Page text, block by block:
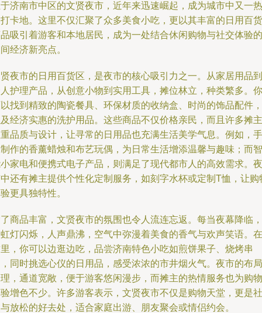
济南市中区的文贤夜市，近年来迅速崛起，成为城市中又一热
卡地。这里不仅汇聚了众多美食小吃，更以其丰富的日用百货
吸引着游客和本地居民，成为一处结合休闲购物与社交体验的
经济新亮点。
夜市的日用百货区，是夜市的核心吸引力之一。从家居用品到
护理产品，从创意小物到实用工具，摊位林立，种类繁多。你
找到精致的陶瓷餐具、环保材质的收纳盒、时尚的饰品配件，
经济实惠的洗护用品。这些商品不仅价格亲民，而且许多摊主
品质与设计，让寻常的日用品也充满生活美学气息。例如，手
作的香薰蜡烛和布艺玩偶，为日常生活增添温馨与趣味；而智
家电和便携式电子产品，则满足了现代都市人的高效需求。夜
还有摊主提供个性化定制服务，如刻字水杯或定制T恤，让购
更具独特性。
商品丰富，文贤夜市的氛围也令人流连忘返。每当夜幕降临，
灯闪烁，人声鼎沸，空气中弥漫着美食的香气与欢声笑语。在
，你可以边逛边吃，品尝济南特色小吃如煎饼果子、烧烤串
同时挑选心仪的日用品，感受浓浓的市井烟火气。夜市的布局
，通道宽敞，便于游客悠闲漫步，而摊主的热情服务也为购物
增色不少。许多游客表示，文贤夜市不仅是购物天堂，更是社
放松的好去处，适合家庭出游、朋友聚会或情侣约会。